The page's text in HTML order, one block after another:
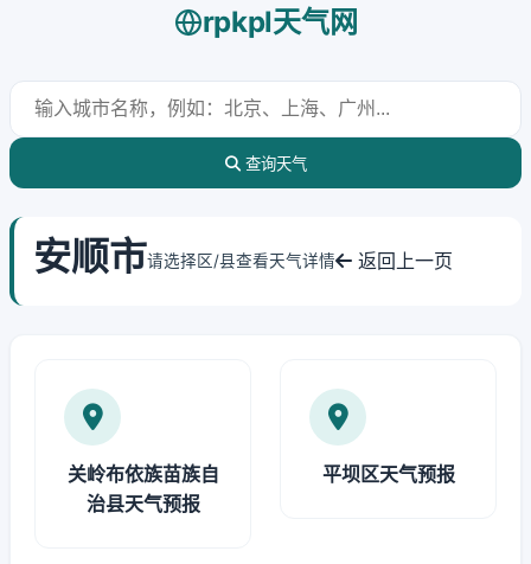
rpkpl天气网
查询天气
安顺市请选择区/县查看天气详情 返回上一页
关岭布依族苗族自
治县天气预报
平坝区天气预报